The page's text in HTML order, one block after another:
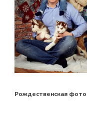
Рождественская